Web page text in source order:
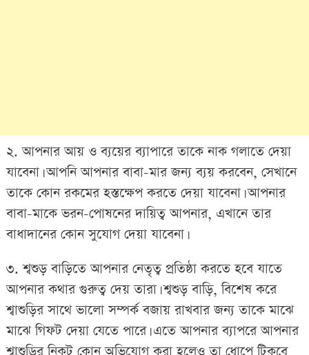
২. আপনার আয় ও ব্যয়ের ব্যাপারে তাকে নাক গলাতে দেয়া
যাবেনা। আপনি আপনার বাবা-মার জন্য ব্যয় করবেন, সেখানে
তাকে কোন রকমের হস্তক্ষেপ করতে দেয়া যাবেনা। আপনার
বাবা-মাকে ভরন-পোষনের দায়িত্ব আপনার, এখানে তার
বাধাদানের কোন সুযোগ দেয়া যাবেনা।
৩. শ্বশুড় বাড়িতে আপনার নেতৃত্ব প্রতিষ্ঠা করতে হবে যাতে
আপনার কথার গুরুত্ব দেয় তারা। শ্বশুড় বাড়ি, বিশেষ করে
শ্বাশুড়ির সাথে ভালো সম্পর্ক বজায় রাখবার জন্য তাকে মাঝে
মাঝে গিফট দেয়া যেতে পারে। এতে আপনার ব্যাপরে আপনার